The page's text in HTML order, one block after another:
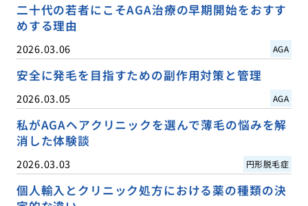
二十代の若者にこそAGA治療の早期開始をおすす
めする理由
2026.03.06 AGA
安全に発毛を目指すための副作用対策と管理
2026.03.05 AGA
私がAGAヘアクリニックを選んで薄毛の悩みを解
消した体験談
2026.03.03 円形脱毛症
個人輸入とクリニック処方における薬の種類の決